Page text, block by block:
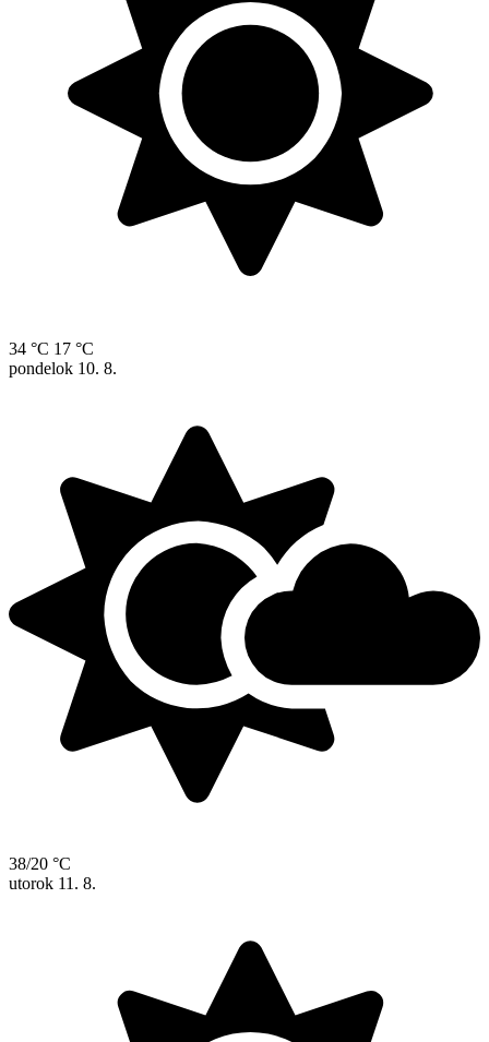
34 °C 17 °C
pondelok 10. 8.
38/20 °C
utorok 11. 8.